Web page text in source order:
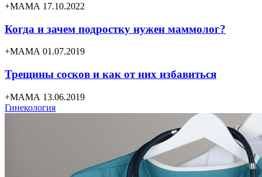
+МАМА 17.10.2022
Когда и зачем подростку нужен маммолог?
+МАМА 01.07.2019
Трещины сосков и как от них избавиться
+МАМА 13.06.2019
Гинекология